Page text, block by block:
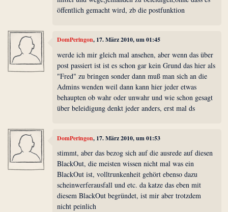
öffentlich gemacht wird, zb die postfunktion
DomPeringon, 17. März 2010, um 01:45
werde ich mir gleich mal ansehen, aber wenn das über
post passiert ist ist es schon gar kein Grund das hier als
"Fred" zu bringen sonder dann muß man sich an die
Admins wenden weil dann kann hier jeder etwas
behaupten ob wahr oder unwahr und wie schon gesagt
über beleidigung denkt jeder anders, erst mal ds
DomPeringon, 17. März 2010, um 01:53
stimmt, aber das bezog sich auf die ausrede auf diesen
BlackOut, die meisten wissen nicht mal was ein
BlackOut ist, volltrunkenheit gehört ebenso dazu
scheinwerferausfall und etc. da katze das eben mit
diesem BlackOut begründet, ist mir aber trotzdem
nicht peinlich